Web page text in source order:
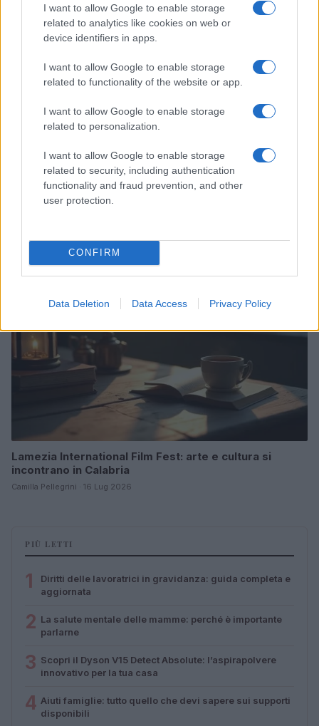
I want to allow Google to enable storage
related to analytics like cookies on web or
device identifiers in apps.
I want to allow Google to enable storage
related to functionality of the website or app.
I want to allow Google to enable storage
related to personalization.
I want to allow Google to enable storage
related to security, including authentication
functionality and fraud prevention, and other
user protection.
CONFIRM
Data Deletion Data Access Privacy Policy
Codacons denuncia: i problemi che affliggono la Sicilia
tra carburanti, spiagge e incendi
NEWS E ATTUALITÀ
Lamezia International Film Fest: arte e cultura si
incontrano in Calabria
Camilla Pellegrini · 16 Lug 2026
PIÙ LETTI
1
Diritti delle lavoratrici in gravidanza: guida completa e
aggiornata
2 La salute mentale delle mamme: perché è importante
parlarne
3 Scopri il Dyson V15 Detect Absolute: l’aspirapolvere
innovativo per la tua casa
4 Aiuti famiglie: tutto quello che devi sapere sui supporti
disponibili